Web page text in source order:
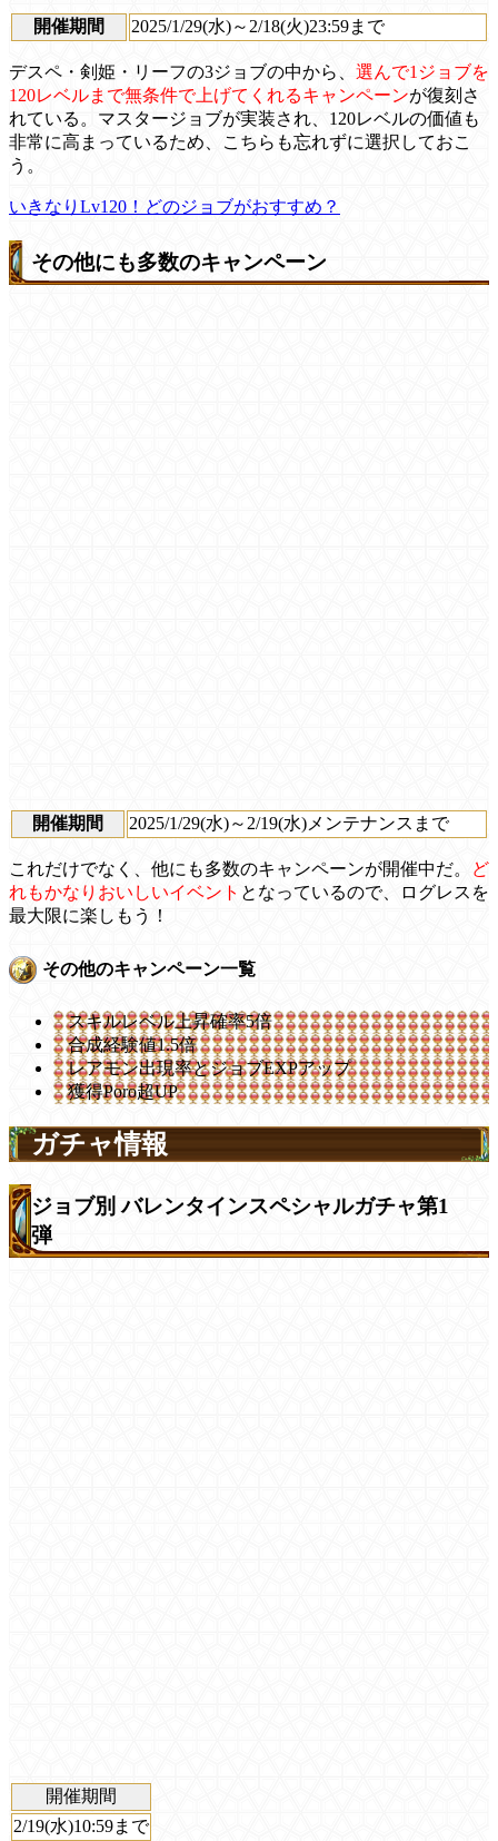
開催期間 2025/1/29(水)～2/18(火)23:59まで
デスペ・剣姫・リーフの3ジョブの中から、 選んで1ジョブを
120レベルまで無条件で上げてくれるキャンペーンが復刻さ
れている。マスタージョブが実装され、120レベルの価値も
非常に高まっているため、こちらも忘れずに選択しておこ
う。
いきなりLv120！どのジョブがおすすめ？
その他にも多数のキャンペーン
開催期間 2025/1/29(水)～2/19(水)メンテナンスまで
これだけでなく、他にも多数のキャンペーンが開催中だ。
ど
れもかなりおいしいイベント となっているので、ログレスを
最大限に楽しもう！
その他のキャンペーン一覧
スキルレベル上昇確率5倍
合成経験値1.5倍
レアモン出現率とジョブEXPアップ
獲得Poro超UP
ガチャ情報
ジョブ別 バレンタインスペシャルガチャ第1
弾
開催期間
2/19(水)10:59まで